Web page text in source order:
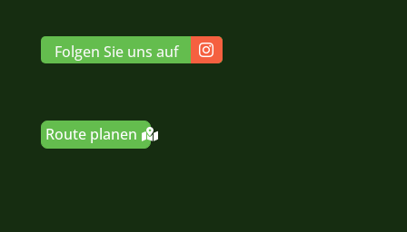
Folgen Sie uns auf
Route planen